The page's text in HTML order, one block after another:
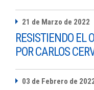
21 de Marzo de 2022
RESISTIENDO EL
POR CARLOS
03 de Febrero de